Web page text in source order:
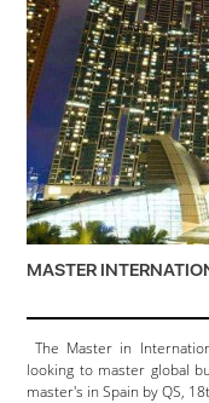
MASTER
The Master in
looking to master global
master's in Spain by QS,